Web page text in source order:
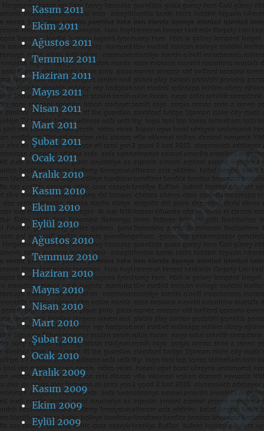
Kasım 2011
Ekim 2011
Ağustos 2011
Temmuz 2011
Haziran 2011
Mayıs 2011
Nisan 2011
Mart 2011
Şubat 2011
Ocak 2011
Aralık 2010
Kasım 2010
Ekim 2010
Eylül 2010
Ağustos 2010
Temmuz 2010
Haziran 2010
Mayıs 2010
Nisan 2010
Mart 2010
Şubat 2010
Ocak 2010
Aralık 2009
Kasım 2009
Ekim 2009
Eylül 2009